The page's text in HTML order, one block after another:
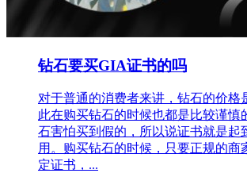
钻石要买GIA证书的吗
对于普通的消费者来讲，钻石的价格
此在购买钻石的时候也都是比较谨慎
石害怕买到假的，所以说证书就是起
用。购买钻石的时候，只要正规的商
定证书，...